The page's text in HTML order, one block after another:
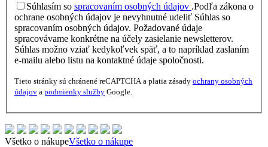
Súhlasím so spracovaním osobných údajov .Podľa zákona o
ochrane osobných údajov je nevyhnutné udeliť Súhlas so
spracovaním osobných údajov. Požadované údaje
spracovávame konkrétne na účely zasielanie newsletterov.
Súhlas možno vziať kedykoľvek späť, a to napríklad zaslaním
e-mailu alebo listu na kontaktné údaje spoločnosti.
Tieto stránky sú chránené reCAPTCHA a platia zásady ochrany osobných
údajov a podmienky služby Google.
Všetko o nákupeVšetko o nákupe